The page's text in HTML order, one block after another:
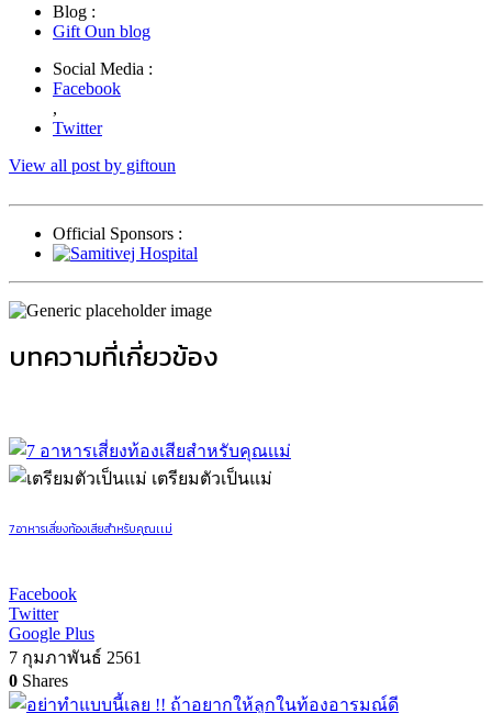
Blog :
Gift Oun blog
Social Media :
Facebook
,
Twitter
View all post by giftoun
Official Sponsors :
บทความที่เกี่ยวข้อง
เตรียมตัวเป็นแม่
7 อาหารเสี่ยงท้องเสียสำหรับคุณเเม่
Facebook
Twitter
Google Plus
7 กุมภาพันธ์ 2561
0 Shares